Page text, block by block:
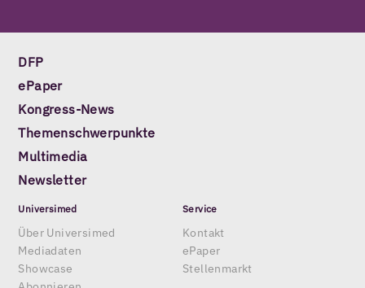
DFP
ePaper
Kongress-News
Themenschwerpunkte
Multimedia
Newsletter
Universimed
Über Universimed
Mediadaten
Showcase
Service
Kontakt
ePaper
Stellenmarkt